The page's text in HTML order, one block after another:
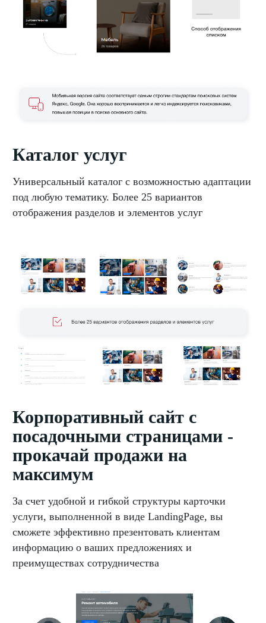
Каталог услуг
Универсальный каталог с возможностью адаптации
под любую тематику. Более 25 вариантов
отображения разделов и элементов услуг
Корпоративный сайт с
посадочными страницами -
прокачай продажи на
максимум
За счет удобной и гибкой структуры карточки
услуги, выполненной в виде LandingPage, вы
сможете эффективно презентовать клиентам
информацию о ваших предложениях и
преимуществах сотрудничества